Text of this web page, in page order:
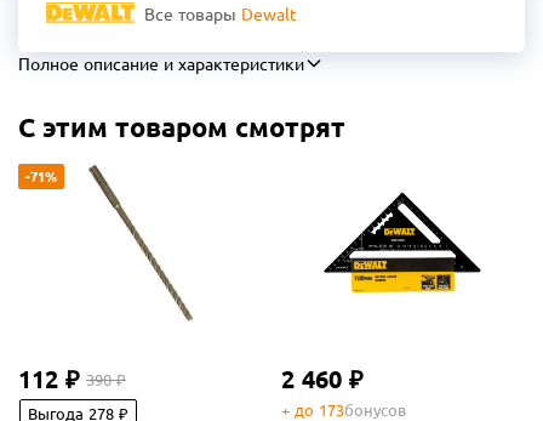
Все товары Dewalt
Полное описание и характеристики
С этим товаром смотрят
-71%
112 ₽ 390 ₽
Выгода 278 ₽
2 460 ₽
+ до 173бонусов